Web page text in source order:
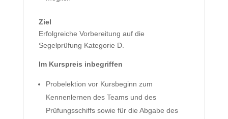
Ziel
Erfolgreiche Vorbereitung auf die
Segelprüfung Kategorie D.
Im Kurspreis inbegriffen
Probelektion vor Kursbeginn zum
Kennenlernen des Teams und des
Prüfungsschiffs sowie für die Abgabe des